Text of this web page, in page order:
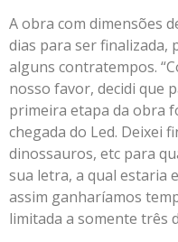
A obra com dimensões
dias para ser finalizada,
alguns contratempos.
nosso favor, decidi que
primeira etapa da obra
chegada do Led. Deixei
dinossauros, etc para
sua letra, a qual estaria
assim ganharíamos
limitada a somente três